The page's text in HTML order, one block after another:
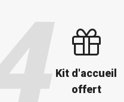
Kit d'accueil
offert